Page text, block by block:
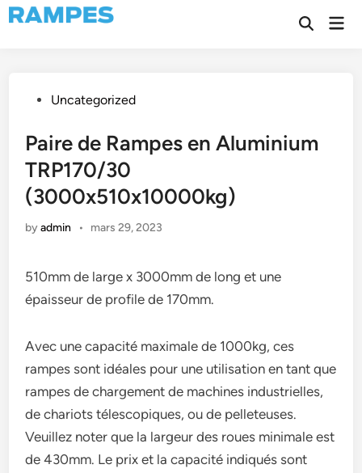
Skip
to
Open
PostedUncategorized
Paire de Rampes en Aluminium
TRP170/30
(3000x510x10000kg)
byadmin • mars 29, 2023
510mm de large x 3000mm de long et une
épaisseur de profile de 170mm.
Avec une capacité maximale de 1000kg, ces
rampes sont idéales pour une utilisation en tant que
rampes de chargement de machines industrielles,
de chariots télescopiques, ou de pelleteuses.
Veuillez noter que la largeur des roues minimale est
de 430mm. Le prix et la capacité indiqués sont